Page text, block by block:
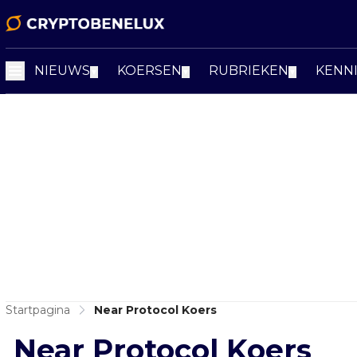
NIEUWS KOERSEN RUBRIEKEN
Startpagina Near Protocol Koers
Near Protocol Koers